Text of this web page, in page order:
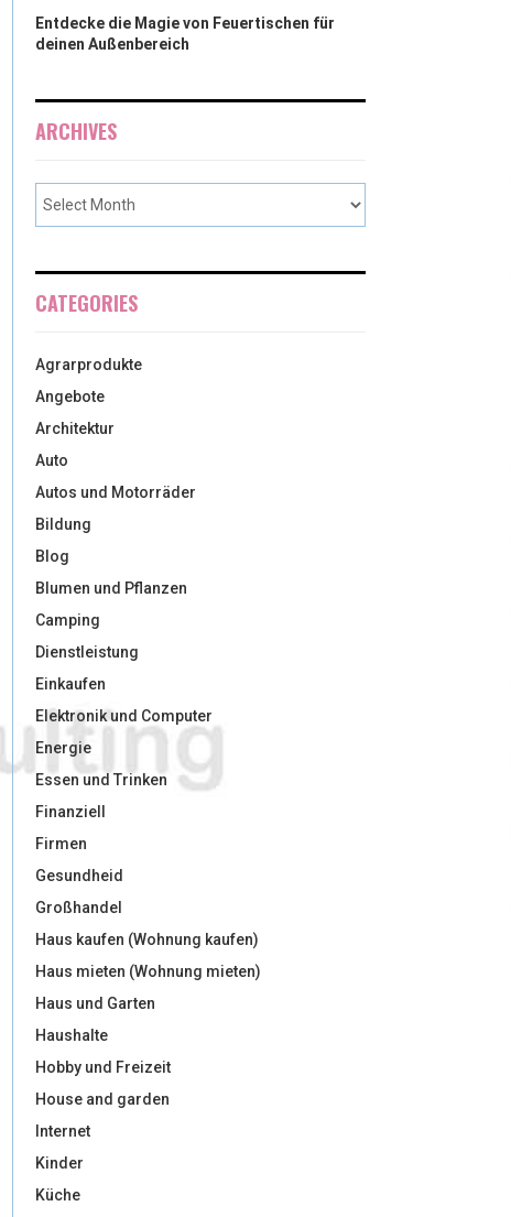
Entdecke die Magie von Feuertischen für
deinen Außenbereich
ARCHIVES
CATEGORIES
Agrarprodukte
Angebote
Architektur
Auto
Autos und Motorräder
Bildung
Blog
Blumen und Pflanzen
Camping
Dienstleistung
Einkaufen
Elektronik und Computer
Energie
Essen und Trinken
Finanziell
Firmen
Gesundheid
Großhandel
Haus kaufen (Wohnung kaufen)
Haus mieten (Wohnung mieten)
Haus und Garten
Haushalte
Hobby und Freizeit
House and garden
Internet
Kinder
Küche